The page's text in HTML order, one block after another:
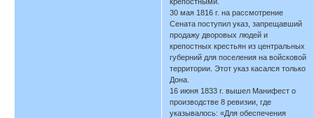
30 мая 1816 г. на рассмотрение
Сената поступил указ, запрещавший
продажу дворовых людей и
крепостных крестьян из центральных
губерний для поселения на войсковой
территории. Этот указ касался только
Дона.
16 июня 1833 г. вышел Манифест о
производстве 8 ревизии, где
указывалось: «Для обеспечения